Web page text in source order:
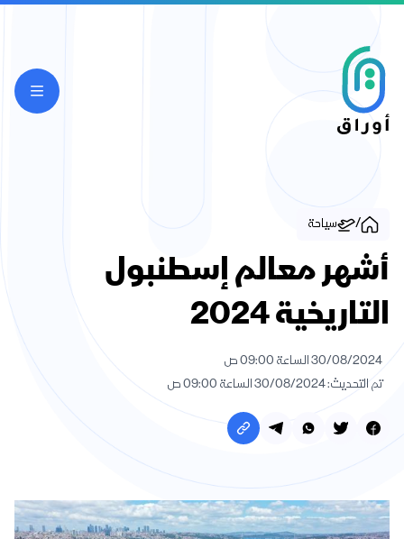
/ سياحة
أشهر معالم إسطنبول
التاريخية 2024
30/08/2024 الساعة 09:00 ص
تم التحديث: 30/08/2024 الساعة 09:00 ص